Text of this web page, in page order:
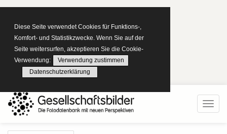
Diese Seite verwendet Cookies für Funktions-,
Komfort- und Statistikzwecke. Wenn Sie auf der
Seite weitersurfen, akzeptieren Sie die Cookie-
Verwendung:
Verwendung zustimmen
Datenschutzerklärung